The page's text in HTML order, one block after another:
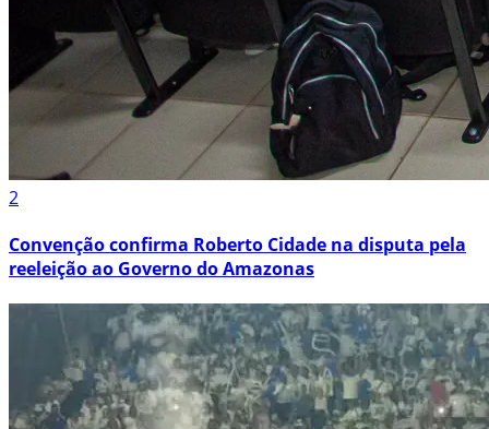
2
Convenção confirma Roberto Cidade na disputa pela
reeleição ao Governo do Amazonas